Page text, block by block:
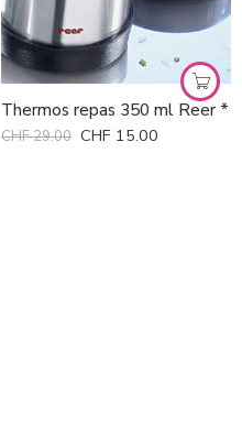
Thermos repas 350 ml Reer *
CHF29.00 CHF 15.00